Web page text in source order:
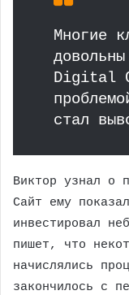
Многие
Digital
стал
Виктор узнал о
Сайт ему
инвестировал
пишет, что
начислялись
закончилось с